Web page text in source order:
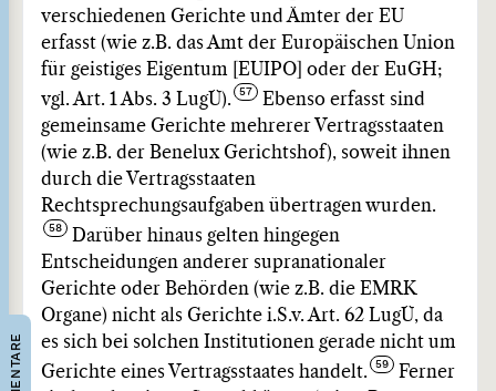
verschiedenen Gerichte und Ämter der EU
erfasst (wie z.B. das Amt der Europäischen Union
für geistiges Eigentum [EUIPO] oder der EuGH;
vgl. Art. 1 Abs. 3 LugÜ).
Ebenso erfasst sind
gemeinsame Gerichte mehrerer Vertragsstaaten
(wie z.B. der Benelux Gerichtshof), soweit ihnen
durch die Vertragsstaaten
Rechtsprechungsaufgaben übertragen wurden.
Darüber hinaus gelten hingegen
Entscheidungen anderer supranationaler
Gerichte oder Behörden (wie z.B. die EMRK
Organe) nicht als Gerichte i.S.v. Art. 62 LugÜ, da
es sich bei solchen Institutionen gerade nicht um
Gerichte eines Vertragsstaates handelt.
Ferner